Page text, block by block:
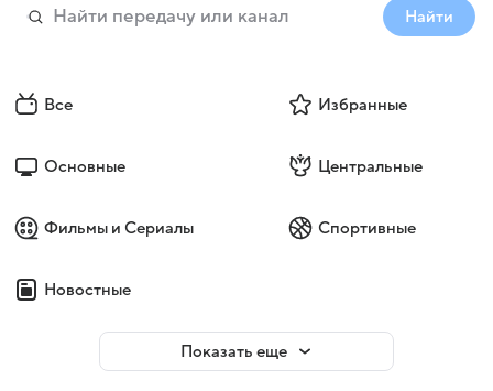
Найти
Все Избранные
Основные Центральные
Фильмы и Сериалы Спортивные
Новостные
Показать еще